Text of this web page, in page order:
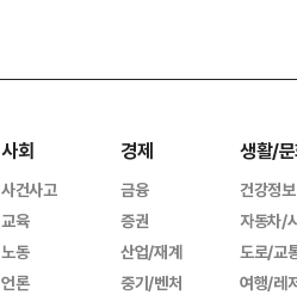
사회
사건사고
교육
노동
언론
경제
금융
증권
산업/재계
중기/벤처
생활/
건강정보
자동차/
도로/교
여행/레